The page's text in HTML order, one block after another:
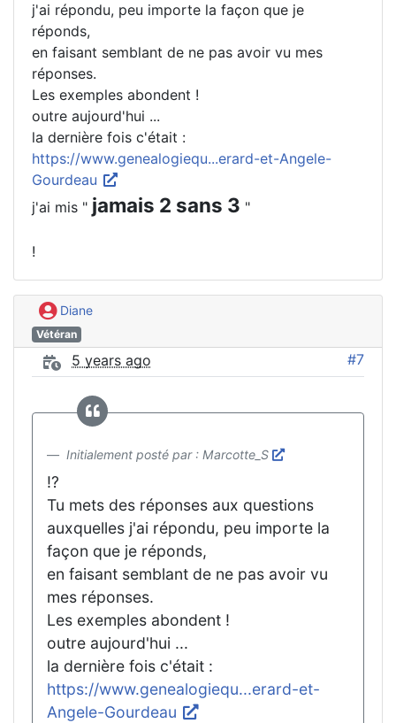
j'ai répondu, peu importe la façon que je
réponds,
en faisant semblant de ne pas avoir vu mes
réponses.
Les exemples abondent !
outre aujourd'hui ...
la dernière fois c'était :
https://www.genealogiequ...erard-et-Angele-
Gourdeau
j'ai mis " jamais 2 sans 3 "
!
Diane
Vétéran
5 years ago #7
Initialement posté par : Marcotte_S
!?
Tu mets des réponses aux questions
auxquelles j'ai répondu, peu importe la
façon que je réponds,
en faisant semblant de ne pas avoir vu
mes réponses.
Les exemples abondent !
outre aujourd'hui ...
la dernière fois c'était :
https://www.genealogiequ...erard-et-
Angele-Gourdeau